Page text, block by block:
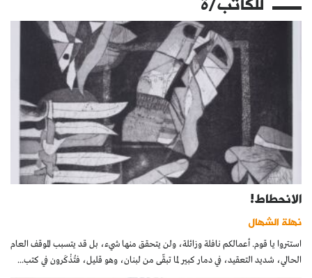
الانحطاط!
نهلة الشهال
استتروا يا قوم. أعمالكم نافلة وزائلة، ولن يتحقق منها شيء، بل قد يتسبب الموقف العام
الحالي، شديد التعقيد، في دمار كبير لما تبقّى من لبنان، وهو قليل، فتُذْكَرون في كتب...